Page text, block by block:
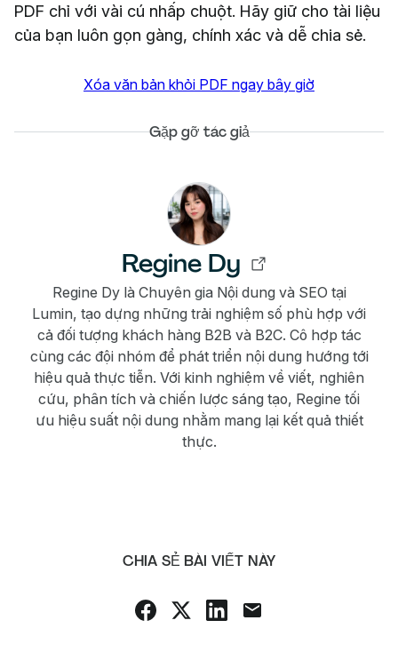
PDF chỉ với vài cú nhấp chuột. Hãy giữ cho tài liệu
của bạn luôn gọn gàng, chính xác và dễ chia sẻ.
Xóa văn bản khỏi PDF ngay bây giờ
Gặp gỡ tác giả
Regine Dy
Regine Dy là Chuyên gia Nội dung và SEO tại
Lumin, tạo dựng những trải nghiệm số phù hợp với
cả đối tượng khách hàng B2B và B2C. Cô hợp tác
cùng các đội nhóm để phát triển nội dung hướng tới
hiệu quả thực tiễn. Với kinh nghiệm về viết, nghiên
cứu, phân tích và chiến lược sáng tạo, Regine tối
ưu hiệu suất nội dung nhằm mang lại kết quả thiết
thực.
CHIA SẺ BÀI VIẾT NÀY